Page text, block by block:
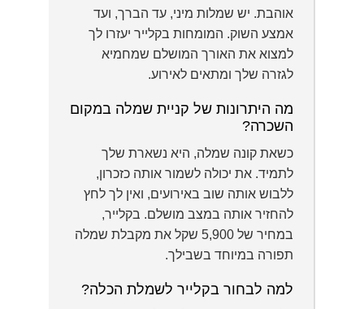
אוהבת. יש שמלות מיני, עד הברך, ועד
אמצע השוק. המומחות בקלייר יעזרו לך
למצוא את האורך המושלם שמחמיא
לגזרה שלך ומתאים לאירוע.
מה היתרונות של קניית שמלה במקום
השכרה?
כשאת קונה שמלה, היא נשארת שלך
לתמיד. את יכולה לשמור אותה כזכרון,
ללבוש אותה שוב באירועים, ואין לך לחץ
להחזיר אותה במצב מושלם. בקלייר,
במחיר של 5,900 שקל את מקבלת שמלה
תפורה במיוחד בשבילך.
למה לבחור בקלייר לשמלת הכלה?